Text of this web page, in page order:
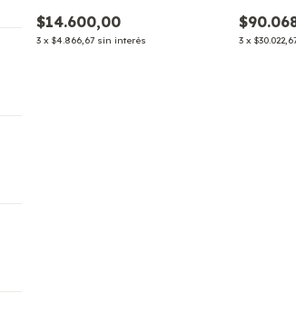
$14.600,00
3 x$4.866,67 sin interés 3 x